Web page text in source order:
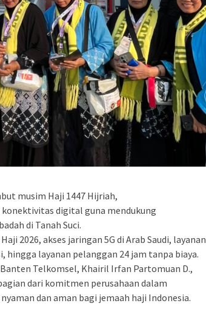
musim Haji 1447 Hijriah,
digital guna mendukung
di Tanah Suci.
2026, akses jaringan 5G di Arab Saudi, layanan
hingga layanan pelanggan 24 jam tanpa biaya.
Telkomsel, Khairil Irfan Partomuan D.,
dari komitmen perusahaan dalam
dan aman bagi jemaah haji Indonesia.